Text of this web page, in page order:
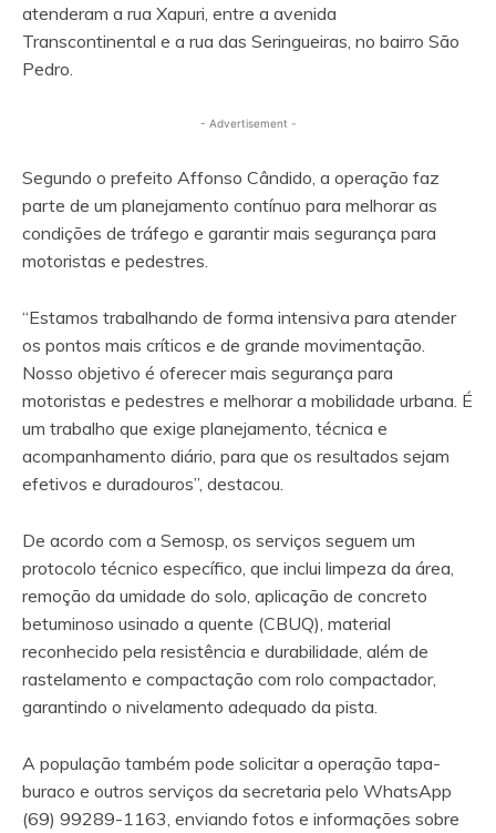
atenderam a rua Xapuri, entre a avenida
Transcontinental e a rua das Seringueiras, no bairro São
Pedro.
- Advertisement -
Segundo o prefeito Affonso Cândido, a operação faz
parte de um planejamento contínuo para melhorar as
condições de tráfego e garantir mais segurança para
motoristas e pedestres.
“Estamos trabalhando de forma intensiva para atender
os pontos mais críticos e de grande movimentação.
Nosso objetivo é oferecer mais segurança para
motoristas e pedestres e melhorar a mobilidade urbana. É
um trabalho que exige planejamento, técnica e
acompanhamento diário, para que os resultados sejam
efetivos e duradouros”, destacou.
De acordo com a Semosp, os serviços seguem um
protocolo técnico específico, que inclui limpeza da área,
remoção da umidade do solo, aplicação de concreto
betuminoso usinado a quente (CBUQ), material
reconhecido pela resistência e durabilidade, além de
rastelamento e compactação com rolo compactador,
garantindo o nivelamento adequado da pista.
A população também pode solicitar a operação tapa-
buraco e outros serviços da secretaria pelo WhatsApp
(69) 99289-1163, enviando fotos e informações sobre